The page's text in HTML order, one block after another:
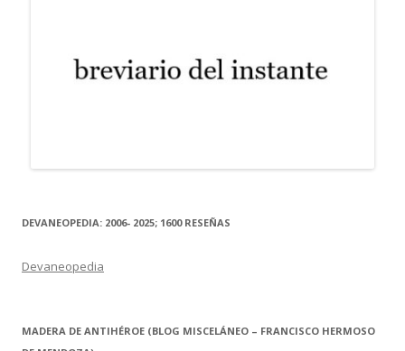
DEVANEOPEDIA: 2006- 2025; 1600 RESEÑAS
Devaneopedia
MADERA DE ANTIHÉROE (BLOG MISCELÁNEO – FRANCISCO HERMOSO